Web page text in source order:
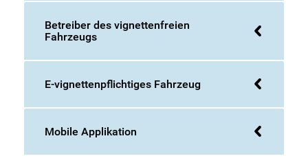
Betreiber des vignettenfreien
Fahrzeugs
E-vignettenpflichtiges Fahrzeug
Mobile Applikation